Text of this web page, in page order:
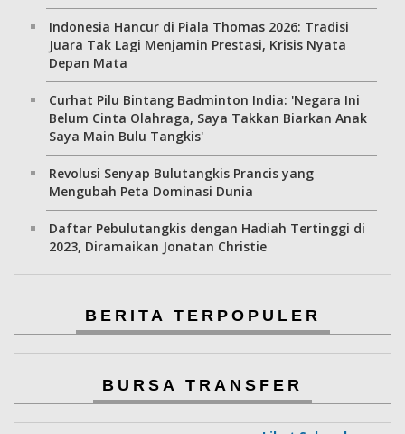
Indonesia Hancur di Piala Thomas 2026: Tradisi
Juara Tak Lagi Menjamin Prestasi, Krisis Nyata
Depan Mata
Curhat Pilu Bintang Badminton India: 'Negara Ini
Belum Cinta Olahraga, Saya Takkan Biarkan Anak
Saya Main Bulu Tangkis'
Revolusi Senyap Bulutangkis Prancis yang
Mengubah Peta Dominasi Dunia
Daftar Pebulutangkis dengan Hadiah Tertinggi di
2023, Diramaikan Jonatan Christie
BERITA TERPOPULER
BURSA TRANSFER